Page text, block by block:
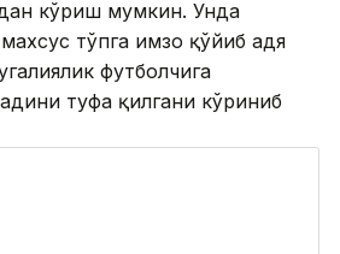
кўриш мумкин. Унда
тўпга имзо қўйиб ҳадя
футболчига
туҳфа қилгани кўриниб